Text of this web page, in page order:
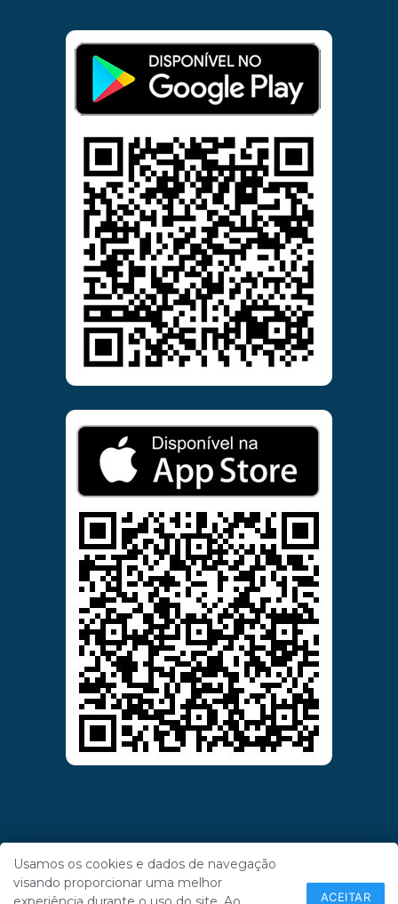
Usamos os cookies e dados de navegação
visando proporcionar uma melhor
ACEITAR